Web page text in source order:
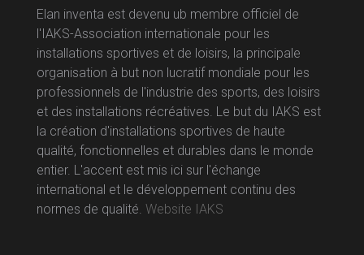
Elan inventa est devenu ub membre officiel de
l'IAKS-Association internationale pour les
installations sportives et de loisirs, la principale
organisation à but non lucratif mondiale pour les
professionnels de l'industrie des sports, des loisirs
et des installations récréatives. Le but du IAKS est
la création d'installations sportives de haute
qualité, fonctionnelles et durables dans le monde
entier. L'accent est mis ici sur l'échange
international et le développement continu des
normes de qualité. Website IAKS